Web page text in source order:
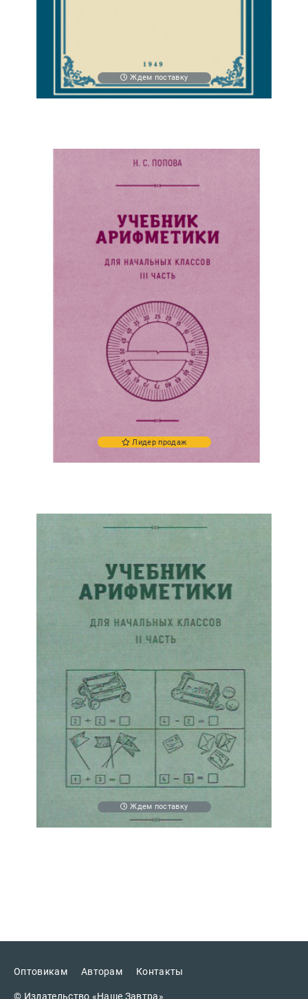
Ждем поставку
Лидер продаж
Ждем поставку
Оптовикам Авторам Контакты
© Издательство «Наше Завтра»